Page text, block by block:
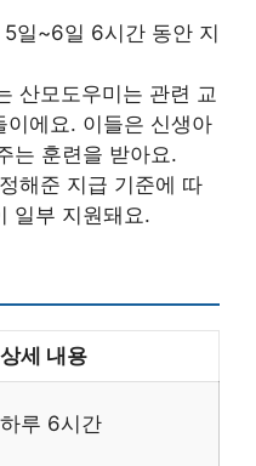
일~6일 6시간 동안 지
산모도우미는 관련 교
이에요. 이들은 신생아
는 훈련을 받아요.
해준 지급 기준에 따
일부 지원돼요.
상세 내용
루 6시간